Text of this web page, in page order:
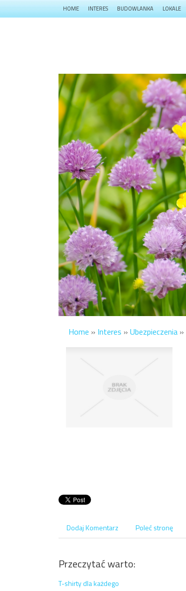
HOME INTERES BUDOWLANKA LOKALE
Home » Interes » Ubezpieczenia »
Dodaj Komentarz Poleć stronę
Przeczytać warto:
T-shirty dla każdego